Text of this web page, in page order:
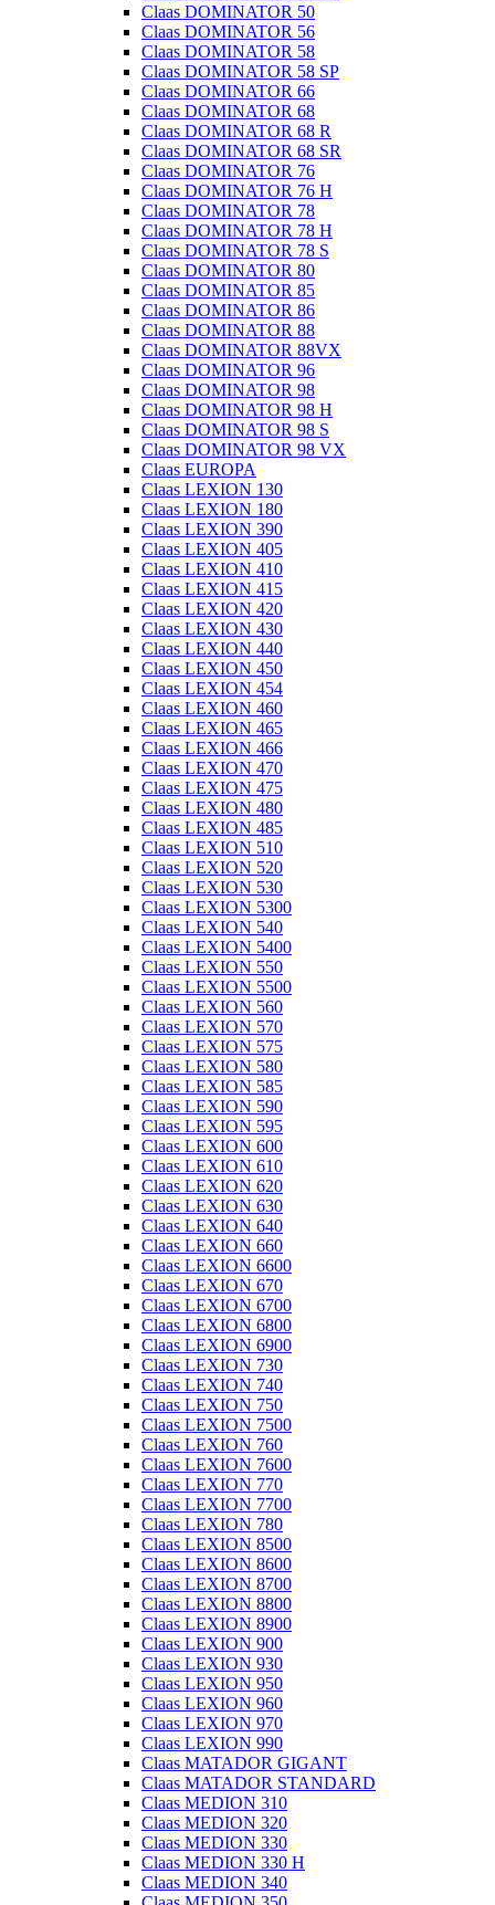
Claas DOMINATOR 50
Claas DOMINATOR 56
Claas DOMINATOR 58
Claas DOMINATOR 58 SP
Claas DOMINATOR 66
Claas DOMINATOR 68
Claas DOMINATOR 68 R
Claas DOMINATOR 68 SR
Claas DOMINATOR 76
Claas DOMINATOR 76 H
Claas DOMINATOR 78
Claas DOMINATOR 78 H
Claas DOMINATOR 78 S
Claas DOMINATOR 80
Claas DOMINATOR 85
Claas DOMINATOR 86
Claas DOMINATOR 88
Claas DOMINATOR 88VX
Claas DOMINATOR 96
Claas DOMINATOR 98
Claas DOMINATOR 98 H
Claas DOMINATOR 98 S
Claas DOMINATOR 98 VX
Claas EUROPA
Claas LEXION 130
Claas LEXION 180
Claas LEXION 390
Claas LEXION 405
Claas LEXION 410
Claas LEXION 415
Claas LEXION 420
Claas LEXION 430
Claas LEXION 440
Claas LEXION 450
Claas LEXION 454
Claas LEXION 460
Claas LEXION 465
Claas LEXION 466
Claas LEXION 470
Claas LEXION 475
Claas LEXION 480
Claas LEXION 485
Claas LEXION 510
Claas LEXION 520
Claas LEXION 530
Claas LEXION 5300
Claas LEXION 540
Claas LEXION 5400
Claas LEXION 550
Claas LEXION 5500
Claas LEXION 560
Claas LEXION 570
Claas LEXION 575
Claas LEXION 580
Claas LEXION 585
Claas LEXION 590
Claas LEXION 595
Claas LEXION 600
Claas LEXION 610
Claas LEXION 620
Claas LEXION 630
Claas LEXION 640
Claas LEXION 660
Claas LEXION 6600
Claas LEXION 670
Claas LEXION 6700
Claas LEXION 6800
Claas LEXION 6900
Claas LEXION 730
Claas LEXION 740
Claas LEXION 750
Claas LEXION 7500
Claas LEXION 760
Claas LEXION 7600
Claas LEXION 770
Claas LEXION 7700
Claas LEXION 780
Claas LEXION 8500
Claas LEXION 8600
Claas LEXION 8700
Claas LEXION 8800
Claas LEXION 8900
Claas LEXION 900
Claas LEXION 930
Claas LEXION 950
Claas LEXION 960
Claas LEXION 970
Claas LEXION 990
Claas MATADOR GIGANT
Claas MATADOR STANDARD
Claas MEDION 310
Claas MEDION 320
Claas MEDION 330
Claas MEDION 330 H
Claas MEDION 340